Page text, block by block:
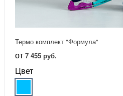
Термо комплект "Формула"
от 7 455 руб.
Цвет